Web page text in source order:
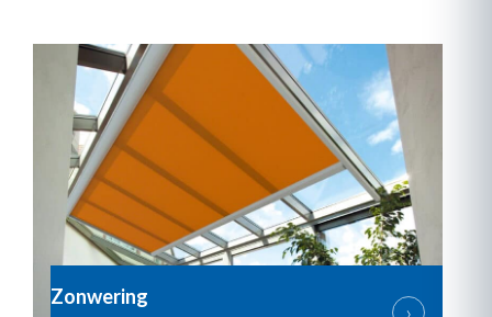
Zonwering